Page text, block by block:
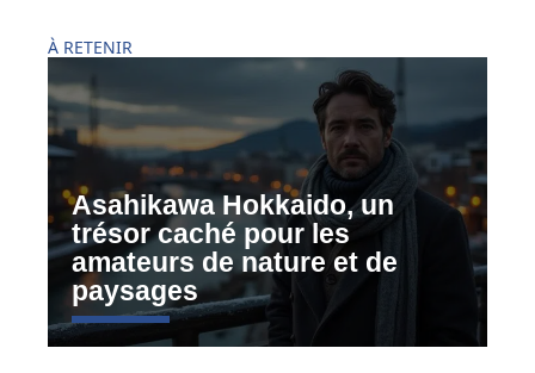
À RETENIR
Asahikawa Hokkaido, un
trésor caché pour les
amateurs de nature et de
paysages